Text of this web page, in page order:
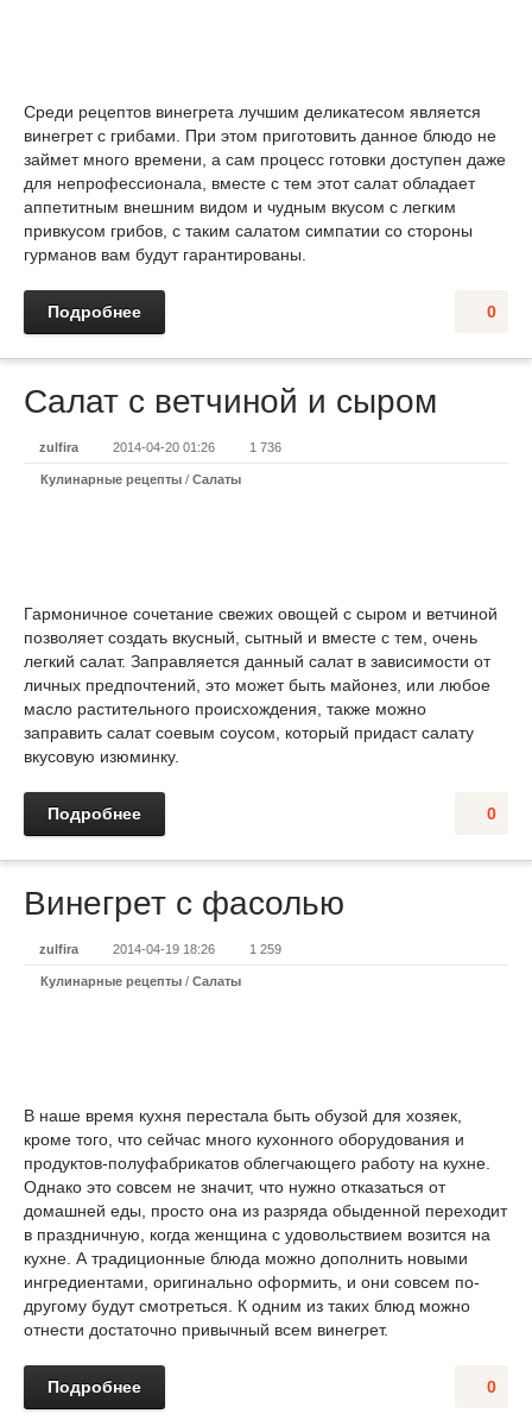
Среди рецептов винегрета лучшим деликатесом является
винегрет с грибами. При этом приготовить данное блюдо не
займет много времени, а сам процесс готовки доступен даже
для непрофессионала, вместе с тем этот салат обладает
аппетитным внешним видом и чудным вкусом с легким
привкусом грибов, с таким салатом симпатии со стороны
гурманов вам будут гарантированы.
0
Подробнее
Салат с ветчиной и сыром
zulfira 2014-04-20 01:26 1 736
Кулинарные рецепты / Салаты
Гармоничное сочетание свежих овощей с сыром и ветчиной
позволяет создать вкусный, сытный и вместе с тем, очень
легкий салат. Заправляется данный салат в зависимости от
личных предпочтений, это может быть майонез, или любое
масло растительного происхождения, также можно
заправить салат соевым соусом, который придаст салату
вкусовую изюминку.
0
Подробнее
Винегрет с фасолью
zulfira 2014-04-19 18:26 1 259
Кулинарные рецепты / Салаты
В наше время кухня перестала быть обузой для хозяек,
кроме того, что сейчас много кухонного оборудования и
продуктов-полуфабрикатов облегчающего работу на кухне.
Однако это совсем не значит, что нужно отказаться от
домашней еды, просто она из разряда обыденной переходит
в праздничную, когда женщина с удовольствием возится на
кухне. А традиционные блюда можно дополнить новыми
ингредиентами, оригинально оформить, и они совсем по-
другому будут смотреться. К одним из таких блюд можно
отнести достаточно привычный всем винегрет.
0
Подробнее